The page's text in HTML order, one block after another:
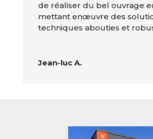
de réaliser du bel ouvrage
mettant enœuvre des
techniques abouties et
Jean-luc A.